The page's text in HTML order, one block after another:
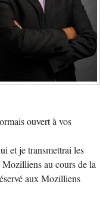
ouvert à vos
et je transmettrai les
au cours de la
aux Mozilliens